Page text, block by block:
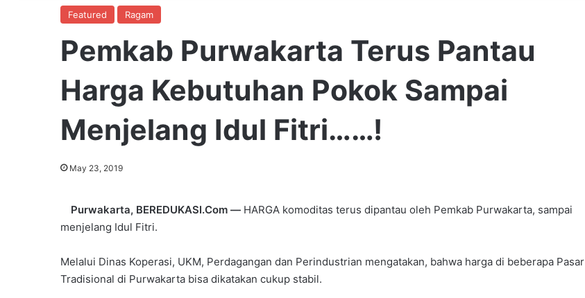
Featured Ragam
Pemkab Purwakarta Terus Pantau
Harga Kebutuhan Pokok Sampai
Menjelang Idul Fitri……!
May 23, 2019
Purwakarta, BEREDUKASI.Com — HARGA komoditas terus dipantau oleh Pemkab Purwakarta, sampai
menjelang Idul Fitri.
Melalui Dinas Koperasi, UKM, Perdagangan dan Perindustrian mengatakan, bahwa harga di beberapa Pasar
Tradisional di Purwakarta bisa dikatakan cukup stabil.